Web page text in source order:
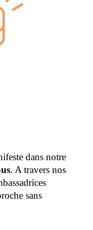
dans notre
. A travers nos
sans